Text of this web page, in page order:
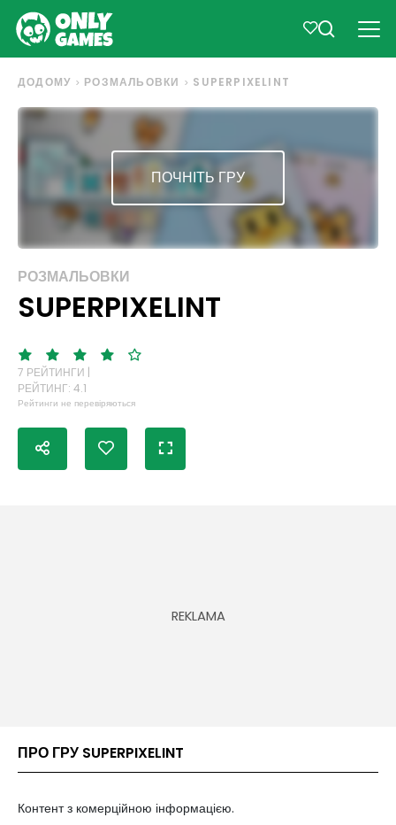
ДОДОМУ РОЗМАЛЬОВКИ SUPERPIXELINT
ПОЧНІТЬ ГРУ
РОЗМАЛЬОВКИ
SUPERPIXELINT
7 РЕЙТИНГИ |
РЕЙТИНГ: 4.1
Рейтинги не перевіряються
ПРО ГРУ SUPERPIXELINT
Контент з комерційною інформацією.